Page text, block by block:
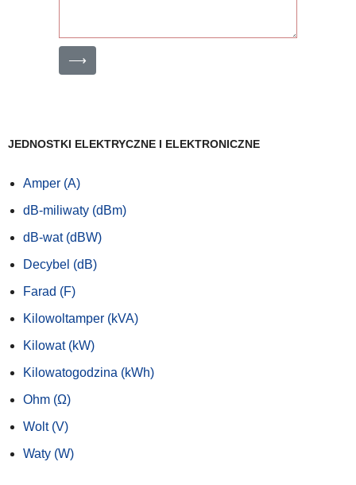
⟶
JEDNOSTKI ELEKTRYCZNE I ELEKTRONICZNE
Amper (A)
dB-miliwaty (dBm)
dB-wat (dBW)
Decybel (dB)
Farad (F)
Kilowoltamper (kVA)
Kilowat (kW)
Kilowatogodzina (kWh)
Ohm (Ω)
Wolt (V)
Waty (W)